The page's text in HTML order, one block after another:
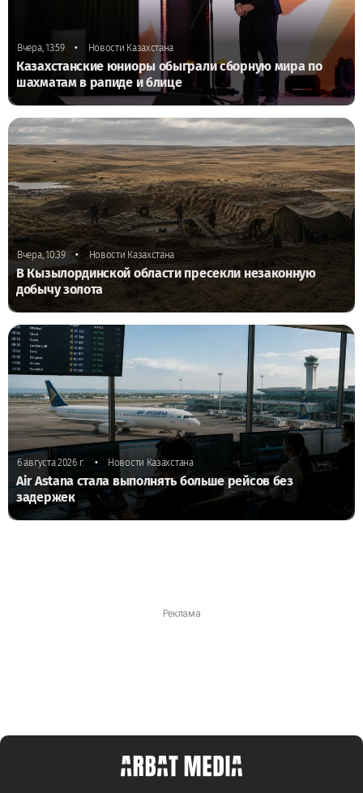
Вчера, 13:59 • Новости Казахстана
Казахстанские юниоры обыграли сборную мира по
шахматам в рапиде и блице
Вчера, 10:39 • Новости Казахстана
В Кызылординской области пресекли незаконную
добычу золота
6 августа 2026 г. • Новости Казахстана
Air Astana стала выполнять больше рейсов без
задержек